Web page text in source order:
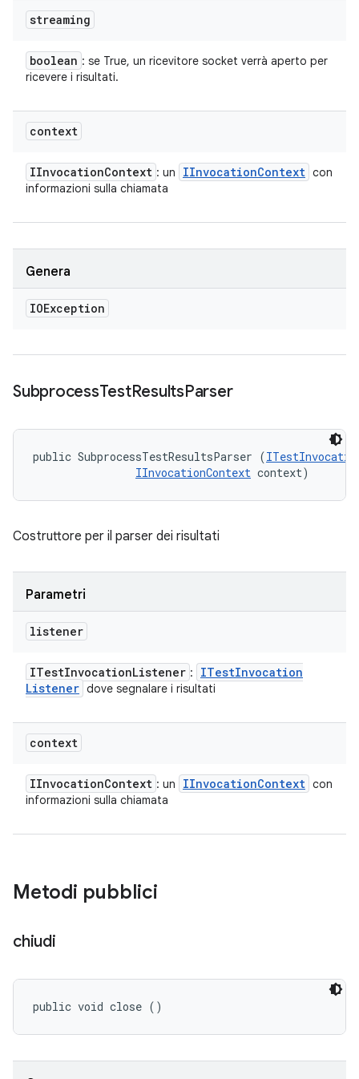
streaming
boolean : se True, un ricevitore socket verrà aperto per
ricevere i risultati.
context
IInvocationContext : un IInvocationContext con
informazioni sulla chiamata
Genera
IOException
SubprocessTestResultsParser
public SubprocessTestResultsParser (
IInvocationContext context)
Costruttore per il parser dei risultati
Parametri
listener
ITestInvocationListener : ITestInvocation
Listener dove segnalare i risultati
context
IInvocationContext : un IInvocationContext con
informazioni sulla chiamata
Metodi pubblici
chiudi
public void close ()